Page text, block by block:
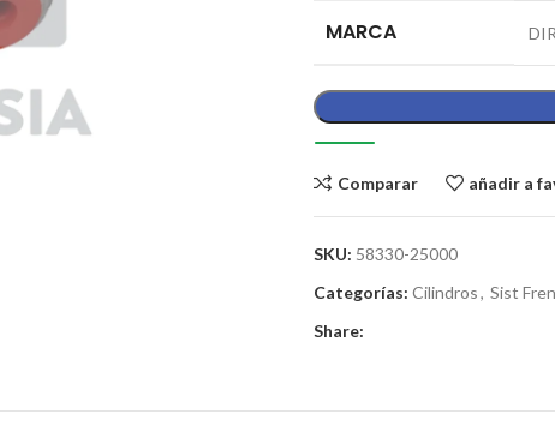
MARCA
Comparar añadir a
SKU: 58330-25000
Categorías: Cilindros, Sist
Share: